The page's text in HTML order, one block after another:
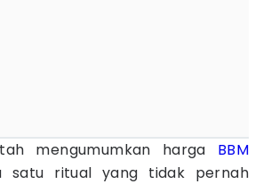
mengumumkan harga BBM
satu ritual yang tidak pernah